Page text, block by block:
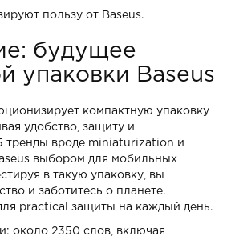
пользу от Baseus.
будущее
упаковки Baseus
компактную упаковку
удобство, защиту и
тренды вроде miniaturization и
выбором для мобильных
в такую упаковку, вы
и заботитесь о планете.
practical защиты на каждый день.
около 2350 слов, включая